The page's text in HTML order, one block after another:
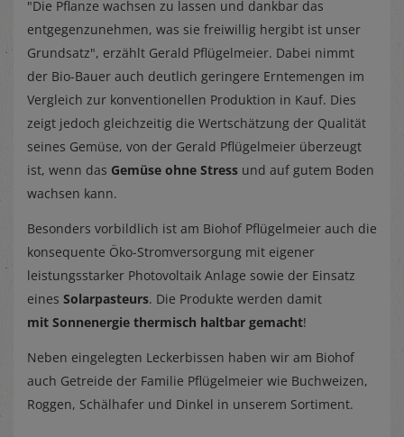
"Die Pflanze wachsen zu lassen und dankbar das
entgegenzunehmen, was sie freiwillig hergibt ist unser
Grundsatz", erzählt Gerald Pflügelmeier. Dabei nimmt
der Bio-Bauer auch deutlich geringere Erntemengen im
Vergleich zur konventionellen Produktion in Kauf. Dies
zeigt jedoch gleichzeitig die Wertschätzung der Qualität
seines Gemüse, von der Gerald Pflügelmeier überzeugt
ist, wenn das Gemüse ohne Stress und auf gutem Boden
wachsen kann.
Besonders vorbildlich ist am Biohof Pflügelmeier auch die
konsequente Öko-Stromversorgung mit eigener
leistungsstarker Photovoltaik Anlage sowie der Einsatz
eines Solarpasteurs. Die Produkte werden damit
mit Sonnenergie thermisch haltbar gemacht!
Neben eingelegten Leckerbissen haben wir am Biohof
auch Getreide der Familie Pflügelmeier wie Buchweizen,
Roggen, Schälhafer und Dinkel in unserem Sortiment.